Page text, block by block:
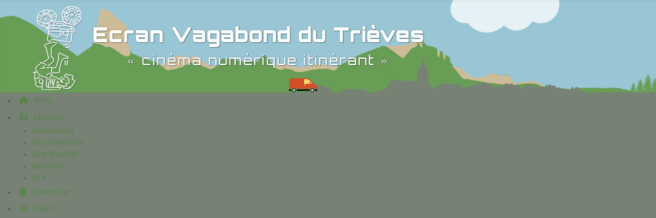
Ecran Vagabond du Trièves
« cinéma numérique itinérant »
Films
Séances
Découverte
Documentaire
Grand public
Jeunesse
Le +
Calendrier
Salles